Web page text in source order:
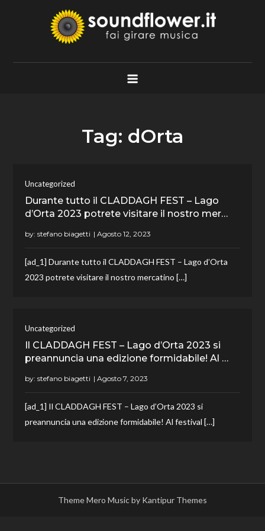
Soundflower.it
Fai Girare Musica
Tag: dOrta
Uncategorized
Durante tutto il CLADDAGH FEST – Lago
d’Orta 2023 potrete visitare il nostro mer…
by:stefano biagetti
[ad_1] Durante tutto il CLADDAGH FEST – Lago d’Orta
2023 potrete visitare il nostro mercatino […]
Uncategorized
Il CLADDAGH FEST – Lago d’Orta 2023 si
preannuncia una edizione formidabile! Al …
by:stefano biagetti
[ad_1] Il CLADDAGH FEST – Lago d’Orta 2023 si
preannuncia una edizione formidabile! Al festival […]
Theme Mero Music by Kantipur Themes